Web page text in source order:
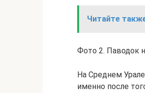
Читайте
Фото 2. Паводок
На Среднем
именно после